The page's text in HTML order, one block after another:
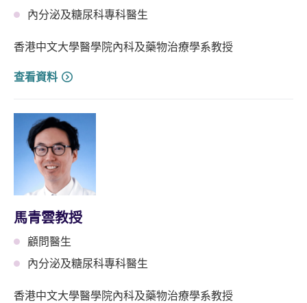
內分泌及糖尿科專科醫生
香港中文大學醫學院內科及藥物治療學系教授
查看資料
馬青雲教授
顧問醫生
內分泌及糖尿科專科醫生
香港中文大學醫學院內科及藥物治療學系教授